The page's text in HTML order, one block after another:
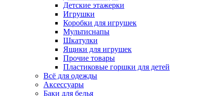
Детские этажерки
Игрушки
Коробки для игрушек
Мультиснапы
Шкатулки
Ящики для игрушек
Прочие товары
Пластиковые горшки для детей
Всё для одежды
Аксессуары
Баки для белья